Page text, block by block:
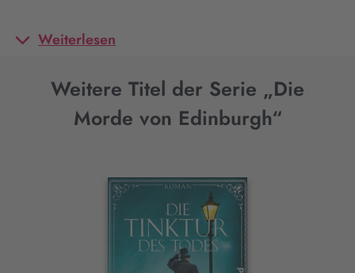
Weiterlesen
Weitere Titel der Serie „Die
Morde von Edinburgh“
Interaktives